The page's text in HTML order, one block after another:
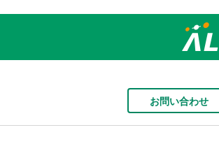
お問い合わせ